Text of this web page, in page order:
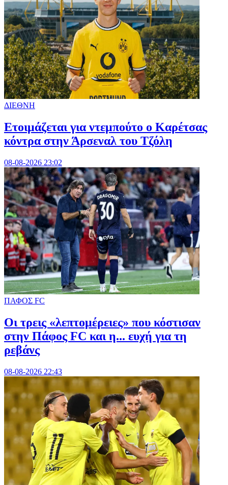
ΔΙΕΘΝΗ
Ετοιμάζεται για ντεμπούτο ο Καρέτσας
κόντρα στην Άρσεναλ του Τζόλη
08-08-2026 23:02
ΠΑΦΟΣ FC
Οι τρεις «λεπτομέρειες» που κόστισαν
στην Πάφος FC και η... ευχή για τη
ρεβάνς
08-08-2026 22:43